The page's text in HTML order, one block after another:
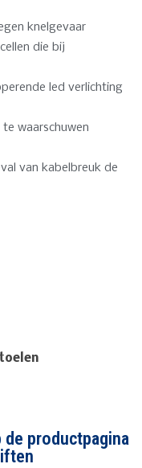
knelgevaar
die bij
led verlichting
waarschuwen
van kabelbreuk de
productpagina